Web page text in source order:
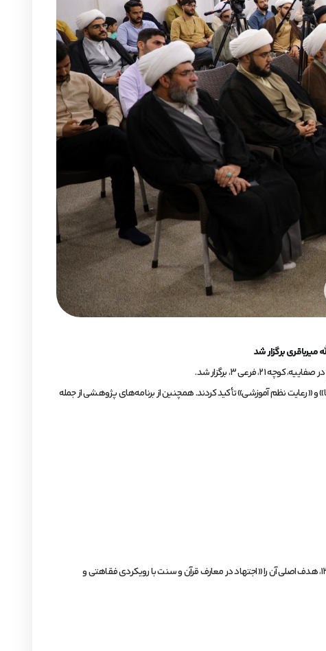
برگزار شد
و «رعایت نظم آموزشی» تأکید کردند. همچنین از برنامه‌های پژوهشی از جمله
در ادامه، حجت‌الاسلام والمسلمین دکتر برنجکار، به معرفی مرکز تخصصی معارف اهل‌بیت(ع) و اهداف آن پرداختند. ایشان با اشاره به تأسیس این مرکز در سال ۱۳۹۴، هدف اصلی آن را «اجتهاد در معارف قرآن و سنت با رویکردی فقاهتی و